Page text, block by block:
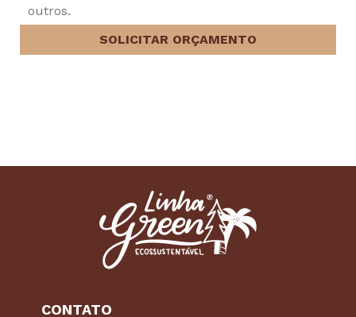
outros.
SOLICITAR ORÇAMENTO
CONTATO